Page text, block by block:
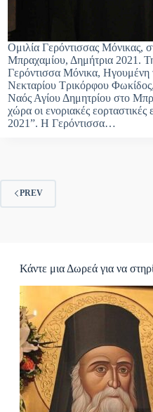
Ομιλία Γερόντισσας Μόνικας,
Μπραχαμίου, Δημήτρια 2021.
Γερόντισσα Μόνικα, Ηγουμένη
Νεκταρίου Τρικόρφου
Ναός Αγίου Δημητρίου στο
χώρα οι ενοριακές
2021”. Η Γερόντισσα…
PREV
Κάντε μια Δωρεά για να